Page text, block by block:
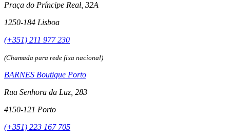
Praça do Príncipe Real, 32A
1250-184 Lisboa
(+351) 211 977 230
(Chamada para rede fixa nacional)
BARNES Boutique Porto
Rua Senhora da Luz, 283
4150-121 Porto
(+351) 223 167 705